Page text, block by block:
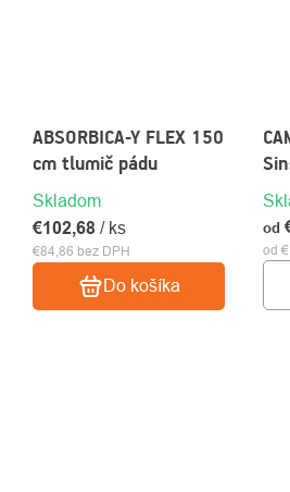
ABSORBICA-Y FLEX 150
cm tlumič pádu
Skladom
€84,86 bez DPH
€102,68 / ks
Do košíka
od
od